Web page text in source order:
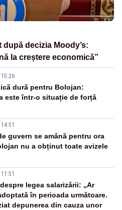
decizia Moody’s:
la creștere economică”
dură pentru Bolojan:
este într-o situație de forță
guvern se amână pentru ora
nu a obținut toate avizele
legea salarizării: „Ar
în perioada următoare.
depunerea din cauza unor